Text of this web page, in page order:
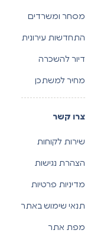
מסחר ומשרדים
התחדשות עירונית
דיור להשכרה
מחיר למשתכן
צרו קשר
שירות לקוחות
הצהרת נגישות
מדיניות פרטיות
תנאי שימוש באתר
מפת אתר